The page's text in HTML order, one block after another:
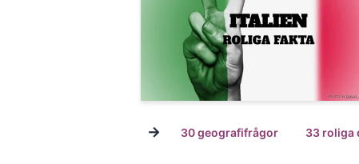
→ 30 geografifrågor 33 roliga